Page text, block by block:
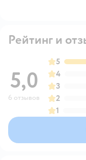
Рейтинг и
5,0
6 отзывов
5
4
3
2
1